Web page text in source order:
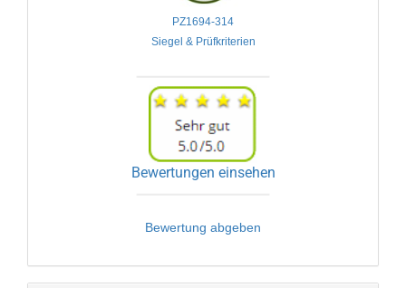
PZ1694-314
Siegel & Prüfkriterien
Bewertungen einsehen
Bewertung abgeben